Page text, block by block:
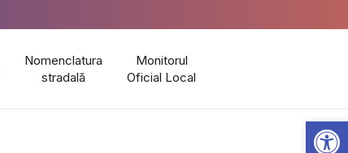
Nomenclatura
stradală
Monitorul
Oficial Local